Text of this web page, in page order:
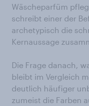
Wäscheparfüm
schreibt einer der
archetypisch die
Kernaussage
Die Frage danach,
bleibt im Vergleich
deutlich häufiger
zumeist die Farben